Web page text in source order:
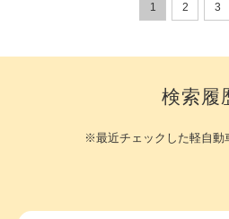
1 2 3
検索履
※最近チェックした軽自動